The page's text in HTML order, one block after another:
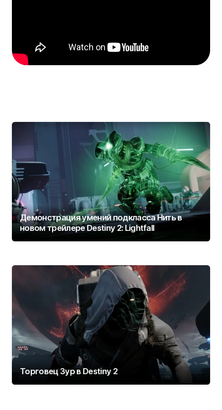
Демонстрация умений подкласса Нить в
новом трейлере Destiny 2: Lightfall
Торговец Зур в Destiny 2